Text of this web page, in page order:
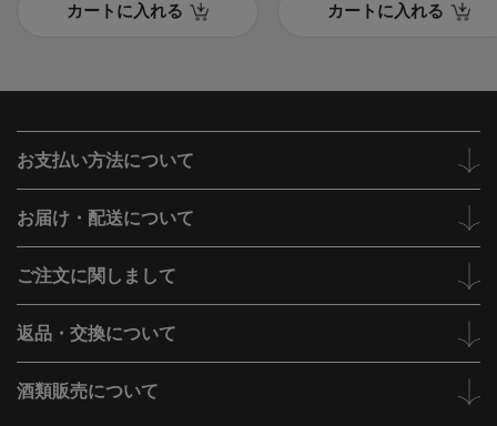
カートに入れる カートに入れる
お支払い方法について
お届け・配送について
ご注文に関しまして
返品・交換について
酒類販売について